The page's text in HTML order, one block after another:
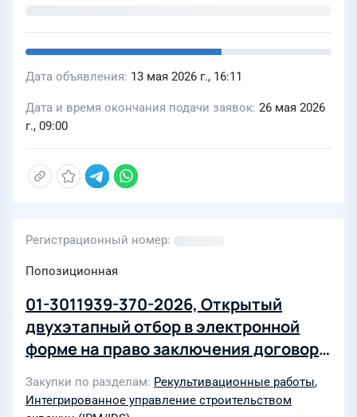
Заполярье»
Дата объявления 13 мая 2026 г., 16:11
Дата и время окончания подачи заявок 26 мая 2026
г., 09:00
Регистрационный номер
Попозиционная
01-3011939-370-2026, Открытый
двухэтапный отбор в электронной
форме на право заключения договора
на выполнение работ по технической
рекультивации нарушенных земель
Закупки по разделам Рекультивационные работы,
Интегрированное управление строительством